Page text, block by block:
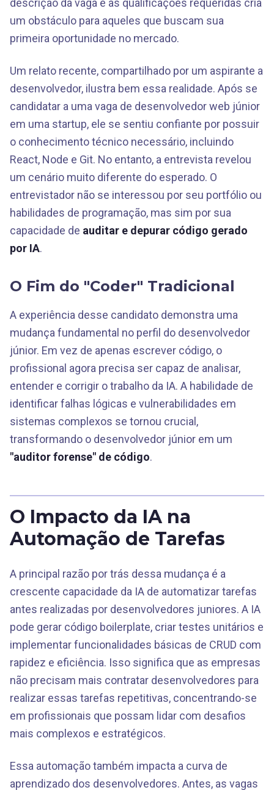
descrição da vaga e as qualificações requeridas cria
um obstáculo para aqueles que buscam sua
primeira oportunidade no mercado.
Um relato recente, compartilhado por um aspirante a
desenvolvedor, ilustra bem essa realidade. Após se
candidatar a uma vaga de desenvolvedor web júnior
em uma startup, ele se sentiu confiante por possuir
o conhecimento técnico necessário, incluindo
React, Node e Git. No entanto, a entrevista revelou
um cenário muito diferente do esperado. O
entrevistador não se interessou por seu portfólio ou
habilidades de programação, mas sim por sua
capacidade de auditar e depurar código gerado
por IA.
O Fim do "Coder" Tradicional
A experiência desse candidato demonstra uma
mudança fundamental no perfil do desenvolvedor
júnior. Em vez de apenas escrever código, o
profissional agora precisa ser capaz de analisar,
entender e corrigir o trabalho da IA. A habilidade de
identificar falhas lógicas e vulnerabilidades em
sistemas complexos se tornou crucial,
transformando o desenvolvedor júnior em um
"auditor forense" de código.
O Impacto da IA na
Automação de Tarefas
A principal razão por trás dessa mudança é a
crescente capacidade da IA de automatizar tarefas
antes realizadas por desenvolvedores juniores. A IA
pode gerar código boilerplate, criar testes unitários e
implementar funcionalidades básicas de CRUD com
rapidez e eficiência. Isso significa que as empresas
não precisam mais contratar desenvolvedores para
realizar essas tarefas repetitivas, concentrando-se
em profissionais que possam lidar com desafios
mais complexos e estratégicos.
Essa automação também impacta a curva de
aprendizado dos desenvolvedores. Antes, as vagas